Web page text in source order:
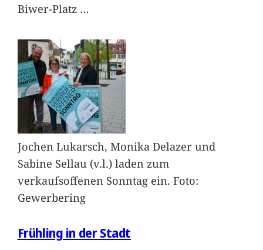
Biwer-Platz …
Jochen Lukarsch, Monika Delazer und
Sabine Sellau (v.l.) laden zum
verkaufsoffenen Sonntag ein. Foto:
Gewerbering
Frühling in der Stadt